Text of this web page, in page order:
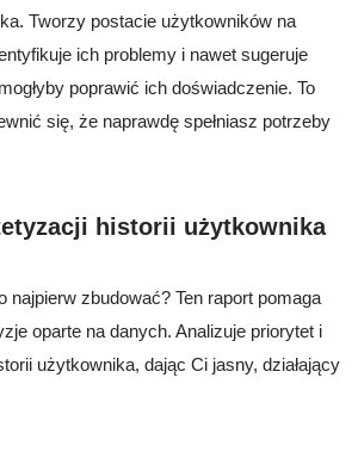
Tworzy postacie użytkowników na
ich problemy i nawet sugeruje
poprawić ich doświadczenie. To
się, że naprawdę spełniasz potrzeby
historii użytkownika
najpierw zbudować? Ten raport pomaga
oparte na danych. Analizuje priorytet i
użytkownika, dając Ci jasny, działający